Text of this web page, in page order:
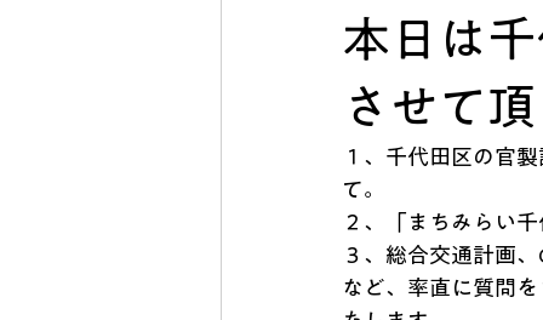
本日は
させて
１、千代田区の官
て。
２、「まちみらい
３、総合交通計画
など、率直に質問